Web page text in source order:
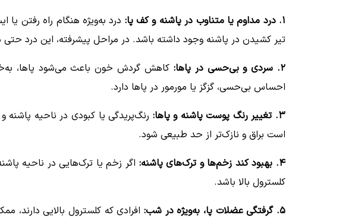
۱. درد مداوم یا متناوب در پاشنه و کف پا:
درد به‌ویژه هنگام راه رفتن
تیر کشیدن در پاشنه وجود داشته باشد. در مراحل پیشرفته، این درد
۲. سردی و بی‌حسی در پاها:
کاهش گردش خون باعث می‌شود پاها،
احساس بی‌حسی، گزگز یا مورمور در پاها دارد.
۳. تغییر رنگ پوست پاشنه و پاها:
رنگ‌پریدگی یا کبودی در ناحیه
است براق و نازک‌تر از حد طبیعی شود.
۴. بهبود کند زخم‌ها و ترک‌های پاشنه:
اگر زخم یا ترک‌هایی در ناحیه
کلسترول بالا باشد.
۵. گرفتگی عضلات پا، به‌ویژه در شب:
افرادی که کلسترول بالایی